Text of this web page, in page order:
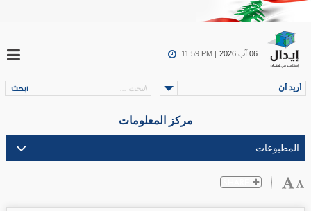
06.آب.2026 11:59 PM |
أريد أن
مركز المعلومات